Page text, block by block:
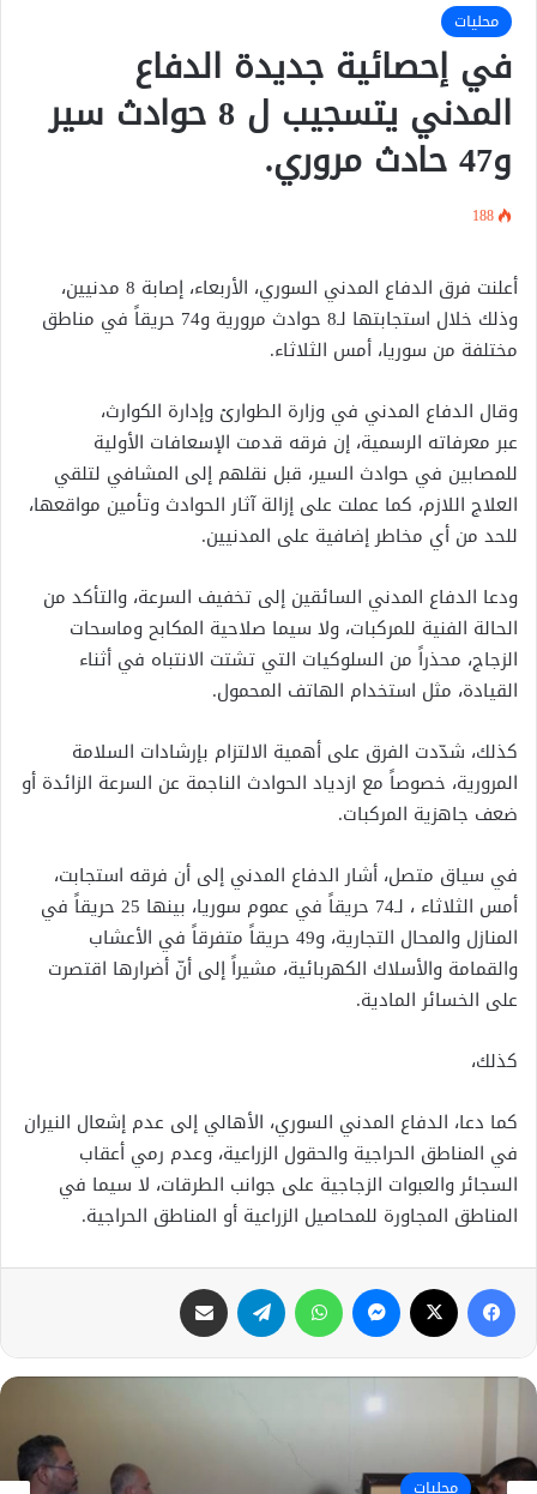
محليات
في إحصائية جديدة الدفاع
المدني يتسجيب ل 8 حوادث سير
و47 حادث مروري.
188
أعلنت فرق الدفاع المدني السوري، الأربعاء، إصابة 8 مدنيين،
وذلك خلال استجابتها لـ8 حوادث مرورية و74 حريقاً في مناطق
مختلفة من سوريا، أمس الثلاثاء.
وقال الدفاع المدني في وزارة الطوارئ وإدارة الكوارث،
عبر معرفاته الرسمية، إن فرقه قدمت الإسعافات الأولية
للمصابين في حوادث السير، قبل نقلهم إلى المشافي لتلقي
العلاج اللازم، كما عملت على إزالة آثار الحوادث وتأمين مواقعها،
للحد من أي مخاطر إضافية على المدنيين.
ودعا الدفاع المدني السائقين إلى تخفيف السرعة، والتأكد من
الحالة الفنية للمركبات، ولا سيما صلاحية المكابح وماسحات
الزجاج، محذراً من السلوكيات التي تشتت الانتباه في أثناء
القيادة، مثل استخدام الهاتف المحمول.
كذلك، شدّدت الفرق على أهمية الالتزام بإرشادات السلامة
المرورية، خصوصاً مع ازدياد الحوادث الناجمة عن السرعة الزائدة أو
ضعف جاهزية المركبات.
في سياق متصل، أشار الدفاع المدني إلى أن فرقه استجابت،
أمس الثلاثاء ، لـ74 حريقاً في عموم سوريا، بينها 25 حريقاً في
المنازل والمحال التجارية، و49 حريقاً متفرقاً في الأعشاب
والقمامة والأسلاك الكهربائية، مشيراً إلى أنّ أضرارها اقتصرت
على الخسائر المادية.
كذلك،
كما دعا، الدفاع المدني السوري، الأهالي إلى عدم إشعال النيران
في المناطق الحراجية والحقول الزراعية، وعدم رمي أعقاب
السجائر والعبوات الزجاجية على جوانب الطرقات، لا سيما في
المناطق المجاورة للمحاصيل الزراعية أو المناطق الحراجية.
فيسبوك ماسنجر واتساب تيلقرام